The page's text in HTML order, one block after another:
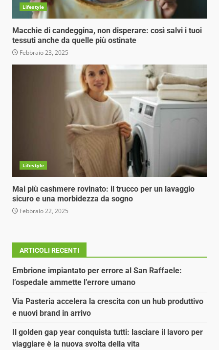
Lifestyle
Macchie di candeggina, non disperare: così salvi i tuoi
tessuti anche da quelle più ostinate
Febbraio 23, 2025
Lifestyle
Mai più cashmere rovinato: il trucco per un lavaggio
sicuro e una morbidezza da sogno
Febbraio 22, 2025
ARTICOLI RECENTI
Embrione impiantato per errore al San Raffaele:
l’ospedale ammette l’errore umano
Via Pasteria accelera la crescita con un hub produttivo
e nuovi brand in arrivo
Il golden gap year conquista tutti: lasciare il lavoro per
viaggiare è la nuova svolta della vita